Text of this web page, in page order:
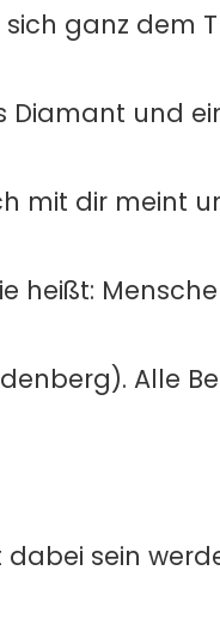
ganz dem
Diamant und
mit dir meint
heißt:
Alle
sein